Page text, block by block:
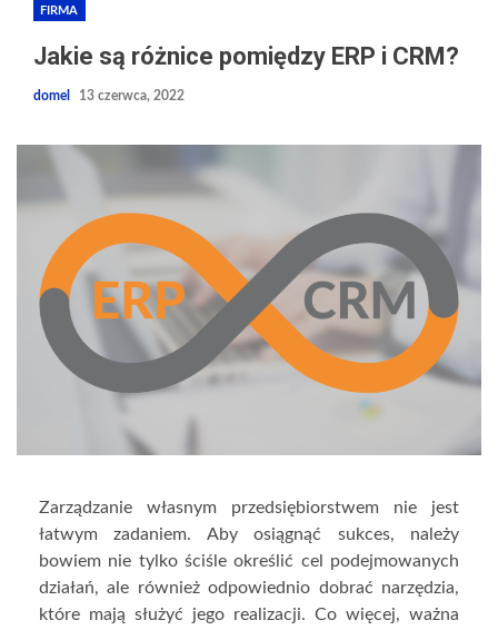
FIRMA
Jakie są różnice pomiędzy ERP i CRM?
domel 13 czerwca, 2022
Zarządzanie własnym przedsiębiorstwem nie jest
łatwym zadaniem. Aby osiągnąć sukces, należy
bowiem nie tylko ściśle określić cel podejmowanych
działań, ale również odpowiednio dobrać narzędzia,
które mają służyć jego realizacji. Co więcej, ważna